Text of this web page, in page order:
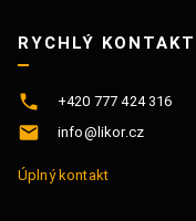
RYCHLÝ KONTAKT
+420 777 424 316
info@likor.cz
Úplný kontakt